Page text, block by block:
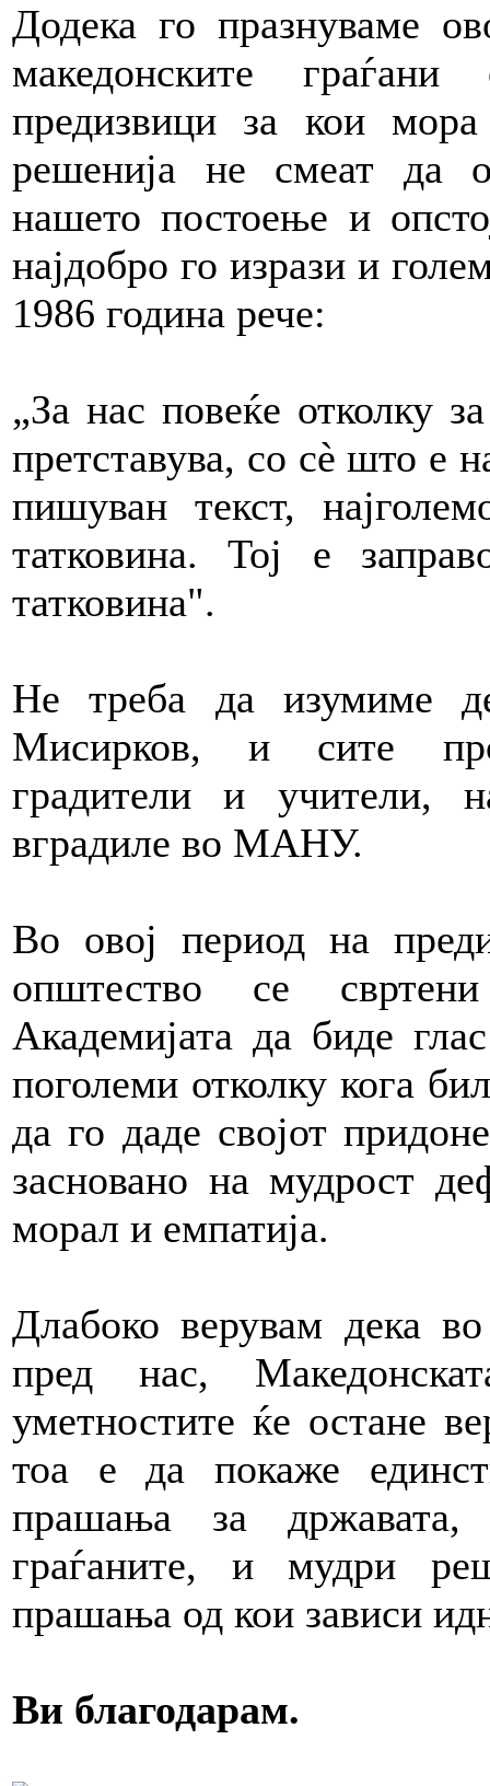
Додека го празнуваме
македонските
предизвици за кои
решенија не смеат да
нашето постоење и
најдобро го изрази и
1986 година рече:
„За нас повеќе отколку
претставува, со сè што е
пишуван текст,
татковина. Тој е
татковина".
Не треба да изумиме
Мисирков, и сите
градители и учители,
вградиле во МАНУ.
Во овој период на
општество се
Академијата да биде
поголеми отколку кога
да го даде својот
засновано на мудрост
морал и емпатија.
Длабоко верувам дека
пред нас,
уметностите ќе остане
тоа е да покаже
прашања за државата,
граѓаните, и мудри
прашања од кои зависи
Ви благодарам.